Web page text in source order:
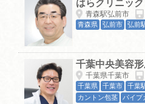
はらクリニック
青森駅弘前市
青森県 弘前市 弘前
千葉中央美容
千葉県千葉市
千葉県 千葉市 千葉
カントン包茎
パイプ